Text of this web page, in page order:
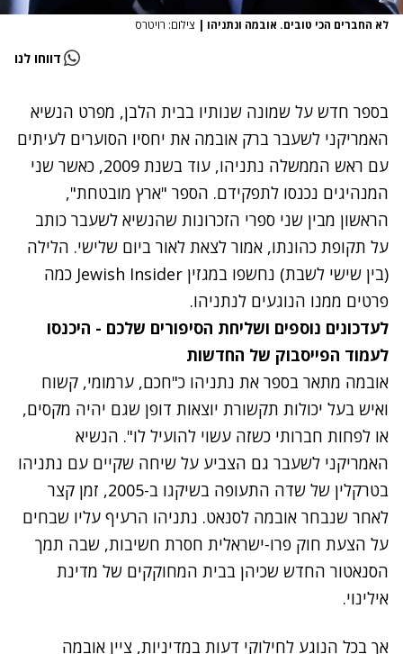
לא החברים הכי טובים. אובמה ונתניהו | צילום: רויטרס
דווחו לנו
בספר חדש על שמונה שנותיו בבית הלבן, מפרט הנשיא
האמריקני לשעבר ברק אובמה את יחסיו הסוערים לעיתים
עם ראש הממשלה נתניהו, עוד בשנת 2009, כאשר שני
המנהיגים נכנסו לתפקידם. הספר "ארץ מובטחת",
הראשון מבין שני ספרי הזכרונות שהנשיא לשעבר כותב
על תקופת כהונתו, אמור לצאת לאור ביום שלישי. הלילה
(בין שישי לשבת) נחשפו במגזין Jewish Insider
כמה
פרטים ממנו הנוגעים לנתניהו.
לעדכונים נוספים ושליחת הסיפורים שלכם - היכנסו
לעמוד הפייסבוק של החדשות
אובמה מתאר בספר את נתניהו כ"חכם, ערמומי, קשוח
ואיש בעל יכולות תקשורת יוצאות דופן שגם יהיה מקסים,
או לפחות חברותי כשזה עשוי להועיל לו". הנשיא
האמריקני לשעבר גם הצביע על שיחה שקיים עם נתניהו
בטרקלין של שדה התעופה בשיקגו ב-2005, זמן קצר
לאחר שנבחר אובמה לסנאט. נתניהו הרעיף עליו שבחים
על הצעת חוק פרו-ישראלית חסרת חשיבות, שבה תמך
הסנאטור החדש שכיהן בבית המחוקקים של מדינת
אילינוי.
אך בכל הנוגע לחילוקי דעות במדיניות, ציין אובמה